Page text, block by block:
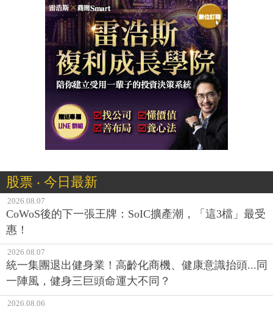
股票 ‧ 今日最新
2026.08.07
CoWoS後的下一張王牌：SoIC擴產潮，「這3檔」最受
惠！
2026.08.07
統一集團退出健身業！高齡化商機、健康意識抬頭...同
一陣風，健身三巨頭命運大不同？
2026.08.06